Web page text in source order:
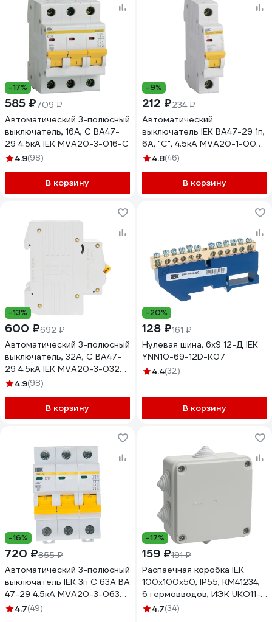
-17%
585 ₽709 ₽
Автоматический 3-полюсный
выключатель, 16А, С ВА47-
29 4.5кА IEK MVA20-3-016-C
4.9(98)
В корзину
-9%
212 ₽234 ₽
Автоматический
выключатель IEK ВА47-29 1п,
6А, "С", 4.5кА MVA20-1-006-
C 4.8(46)
В корзину
-13%
600 ₽692 ₽
Автоматический 3-полюсный
выключатель, 32А, С ВА47-
29 4.5кА IEK MVA20-3-032-
C 4.9(98)
В корзину
-20%
128 ₽161 ₽
Нулевая шина, 6х9 12-Д IEK
YNN10-69-12D-K07
4.4(32)
В корзину
-16%
720 ₽855 ₽
Автоматический 3-полюсный
выключатель IEK 3п C 63А ВА
47-29 4.5кА MVA20-3-063-
C 4.7(49)
-17%
159 ₽191 ₽
Распаечная коробка IEK
100x100x50, IP55, КМ41234,
6 гермовводов, ИЭК UKO11-
100-100-050-K41-55
4.7(34)